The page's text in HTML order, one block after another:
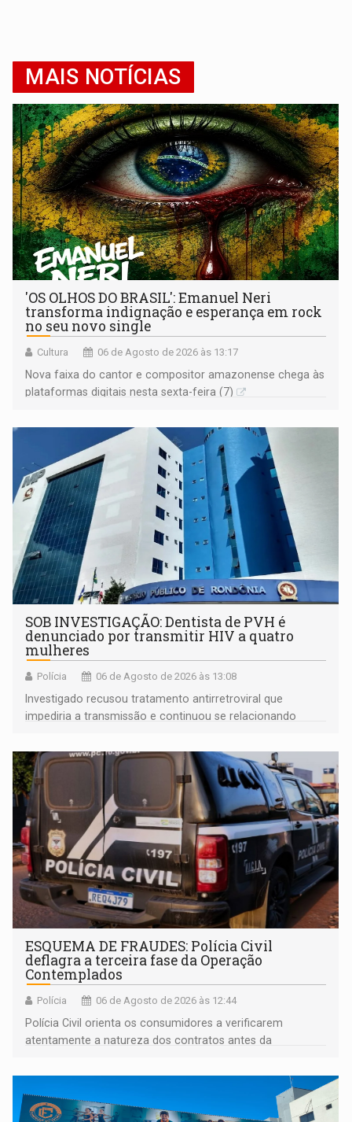
MAIS NOTÍCIAS
'OS OLHOS DO BRASIL': Emanuel Neri
transforma indignação e esperança em rock
no seu novo single
Cultura 06 de Agosto de 2026 às 13:17
Nova faixa do cantor e compositor amazonense chega às
plataformas digitais nesta sexta-feira (7)
SOB INVESTIGAÇÃO: Dentista de PVH é
denunciado por transmitir HIV a quatro
mulheres
Polícia 06 de Agosto de 2026 às 13:08
Investigado recusou tratamento antirretroviral que
impediria a transmissão e continuou se relacionando
ESQUEMA DE FRAUDES: Polícia Civil
deflagra a terceira fase da Operação
Contemplados
Polícia 06 de Agosto de 2026 às 12:44
Polícia Civil orienta os consumidores a verificarem
atentamente a natureza dos contratos antes da